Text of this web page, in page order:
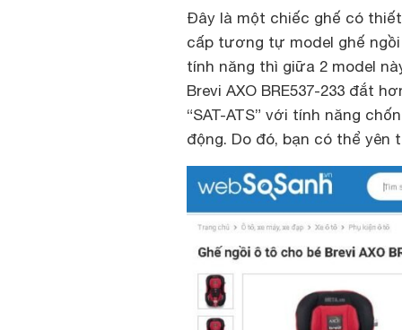
Đây là một chiếc ghế có
cấp tương tự model ghế
tính năng thì giữa 2 model
Brevi AXO BRE537-233 đắt
“SAT-ATS” với tính năng
động. Do đó, bạn có thể yên